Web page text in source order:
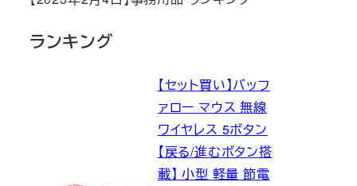
ランキング
【セット買い】バッフ
ァロー マウス 無線
ワイヤレス 5ボタン
【戻る/進むボタン搭
載】 小型 軽量 節電